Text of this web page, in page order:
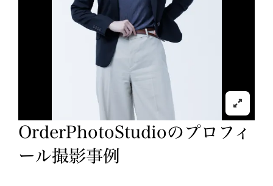
OrderPhotoStudioのプロフィ
ール撮影事例